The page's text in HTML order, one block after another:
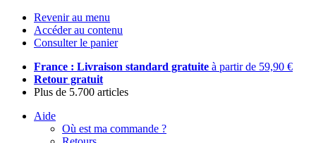
Revenir au menu
Accéder au contenu
Consulter le panier
France : Livraison standard gratuite à partir de 59,90 €
Retour gratuit
Plus de 5.700 articles
Aide
Où est ma commande ?